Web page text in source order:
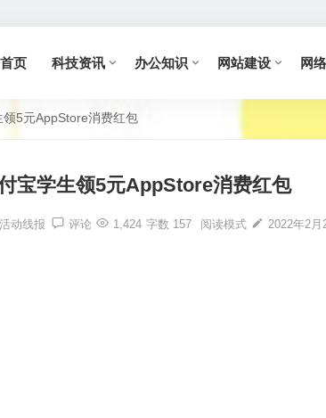
首页 科技资讯 办公知识 网站建设 网
领5元AppStore消费红包
宝学生领5元AppStore消费红包
活动线报 评论 1,424 字数 157 阅读模式 2022年2月